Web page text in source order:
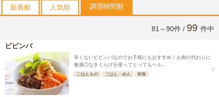
新着順 人気順 調理時間順
81～90件 / 99 件中
ビビンバ
辛くないビビンバなのでお子様にもおすすめ！お肉の代わりに
食感◎なきくらげを使ってとってもヘル...
ごはんもの ごはん・めん 和食